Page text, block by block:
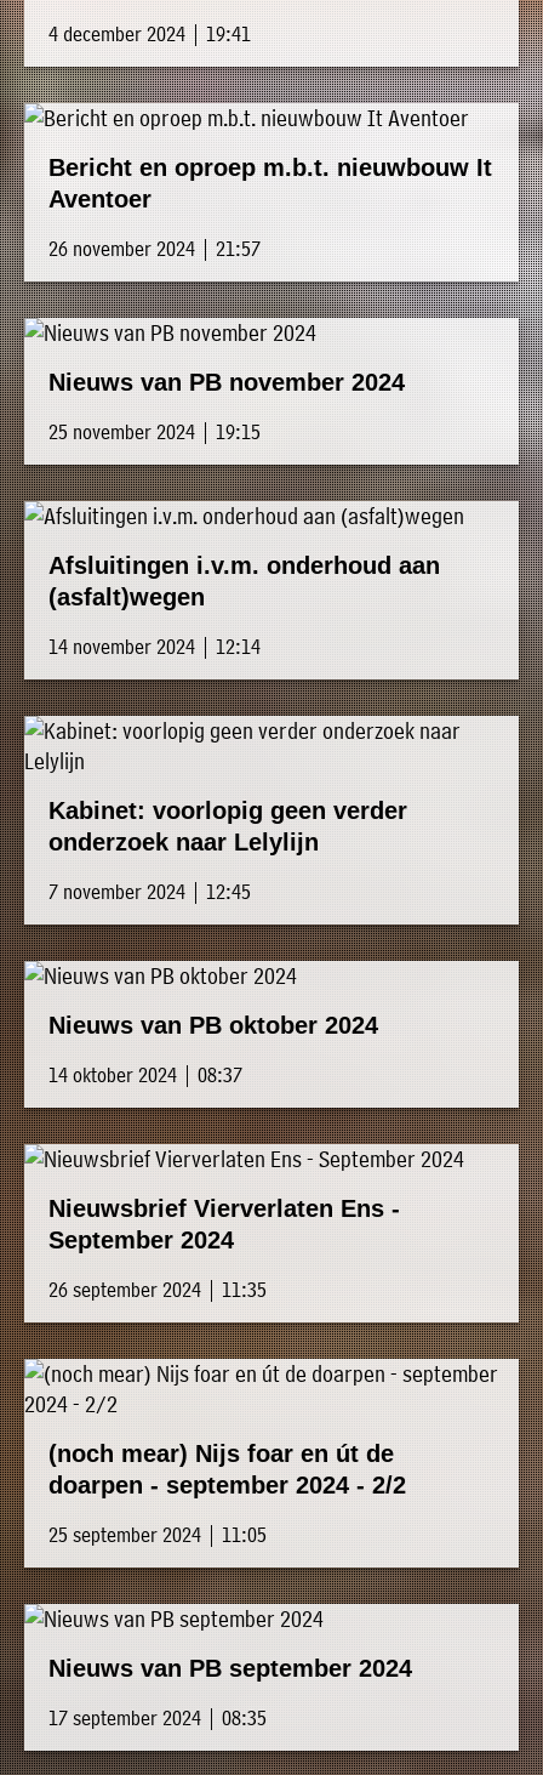
4 december 2024 | 19:41
Bericht en oproep m.b.t. nieuwbouw It
Aventoer
26 november 2024 | 21:57
Nieuws van PB november 2024
25 november 2024 | 19:15
Afsluitingen i.v.m. onderhoud aan
(asfalt)wegen
14 november 2024 | 12:14
Kabinet: voorlopig geen verder
onderzoek naar Lelylijn
7 november 2024 | 12:45
Nieuws van PB oktober 2024
14 oktober 2024 | 08:37
Nieuwsbrief Vierverlaten Ens -
September 2024
26 september 2024 | 11:35
(noch mear) Nijs foar en út de
doarpen - september 2024 - 2/2
25 september 2024 | 11:05
Nieuws van PB september 2024
17 september 2024 | 08:35